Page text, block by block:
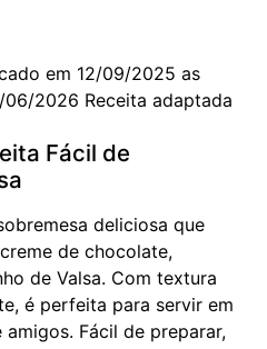
em 12/09/2025 as
06/2026 Receita adaptada
Fácil de
deliciosa que
de chocolate,
de Valsa. Com textura
é perfeita para servir em
Fácil de preparar,